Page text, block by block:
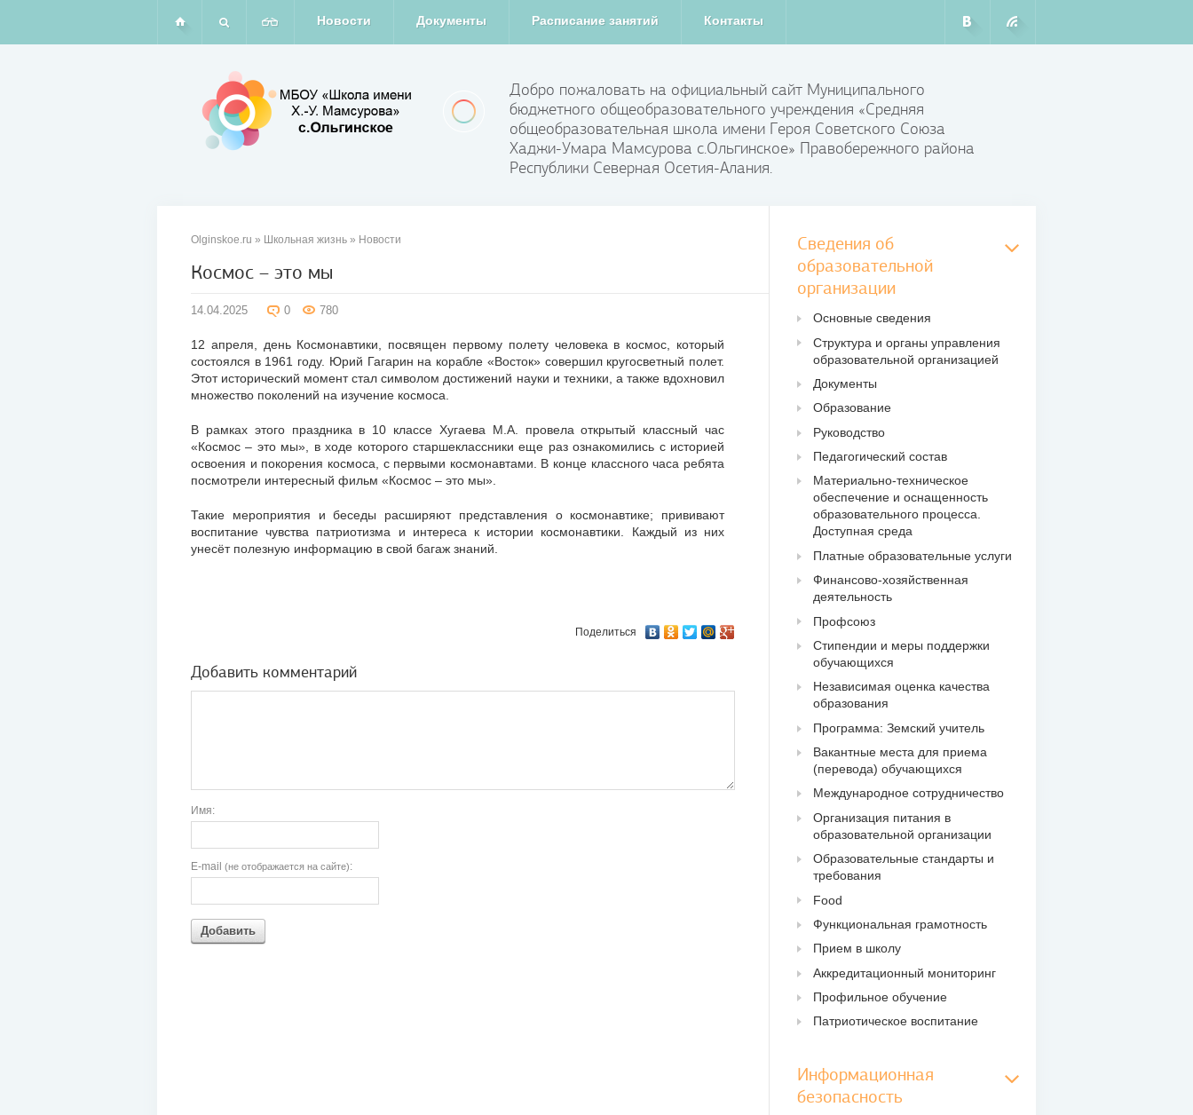
Новости Документы Расписание занятий Контакты
Добро пожаловать на официальный сайт Муниципального
бюджетного общеобразовательного учреждения «Средняя
общеобразовательная школа имени Героя Советского Союза
Хаджи-Умара Мамсурова с.Ольгинское» Правобережного района
Республики Северная Осетия-Алания.
Olginskoe.ru » Школьная жизнь » Новости
Космос – это мы
14.04.2025 0 780
12 апреля, день Космонавтики, посвящен первому полету человека в космос, который
состоялся в 1961 году. Юрий Гагарин на корабле «Восток» совершил кругосветный полет.
Этот исторический момент стал символом достижений науки и техники, а также вдохновил
множество поколений на изучение космоса.
В рамках этого праздника в 10 классе Хугаева М.А. провела открытый классный час
«Космос – это мы», в ходе которого старшеклассники еще раз ознакомились с историей
освоения и покорения космоса, с первыми космонавтами. В конце классного часа ребята
посмотрели интересный фильм «Космос – это мы».
Такие мероприятия и беседы расширяют представления о космонавтике; прививают
воспитание чувства патриотизма и интереса к истории космонавтики. Каждый из них
унесёт полезную информацию в свой багаж знаний.
Поделиться
Добавить комментарий
Имя:
E-mail (не отображается на сайте):
Добавить
Сведения об
образовательной
организации
Основные сведения
Структура и органы управления
образовательной организацией
Документы
Образование
Руководство
Педагогический состав
Материально-техническое
обеспечение и оснащенность
образовательного процесса.
Доступная среда
Платные образовательные услуги
Финансово-хозяйственная
деятельность
Профсоюз
Стипендии и меры поддержки
обучающихся
Независимая оценка качества
образования
Программа: Земский учитель
Вакантные места для приема
(перевода) обучающихся
Международное сотрудничество
Организация питания в
образовательной организации
Образовательные стандарты и
требования
Food
Функциональная грамотность
Прием в школу
Аккредитационный мониторинг
Профильное обучение
Патриотическое воспитание
Информационная
безопасность